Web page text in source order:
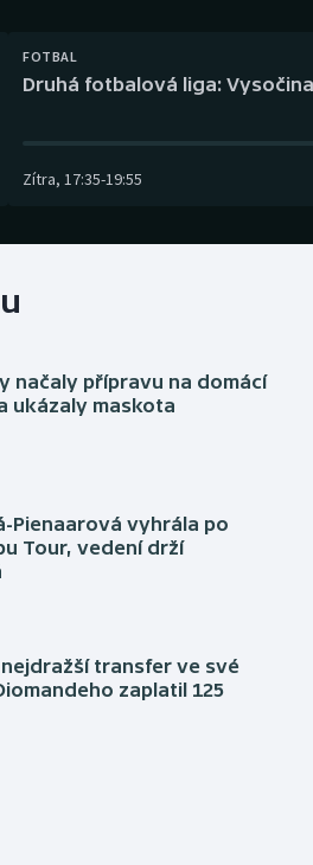
Dostihy
Futsal
Gymnastika
FOTBAL
Druhá fotbalová liga:
Zítra, 17:35-19:55
načaly přípravu na domácí
ukázaly maskota
Pienaarová vyhrála po
Tour, vedení drží
transfer ve své
zaplatil 125